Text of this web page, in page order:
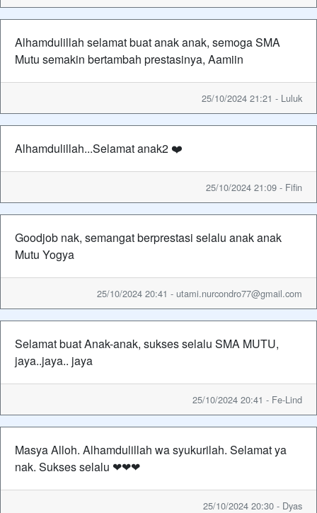
Alhamdulillah selamat buat anak anak, semoga SMA
Mutu semakin bertambah prestasinya, Aamiin
25/10/2024 21:21 - Luluk
Alhamdulillah...Selamat anak2 ❤️
25/10/2024 21:09 - Fifin
Goodjob nak, semangat berprestasi selalu anak anak
Mutu Yogya
25/10/2024 20:41 - utami.nurcondro77@gmail.com
Selamat buat Anak-anak, sukses selalu SMA MUTU,
jaya..jaya.. jaya
25/10/2024 20:41 - Fe-Lind
Masya Alloh. Alhamdulillah wa syukurilah. Selamat ya
nak. Sukses selalu ❤❤❤
25/10/2024 20:30 - Dyas